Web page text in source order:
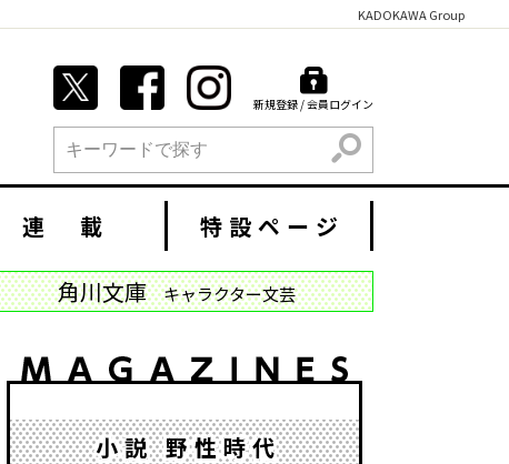
KADOKAWA Group
新規登録 / 会員ログイン
検索
連 載 特設ページ
角川文庫 キャラクター文芸
小説 野性時代